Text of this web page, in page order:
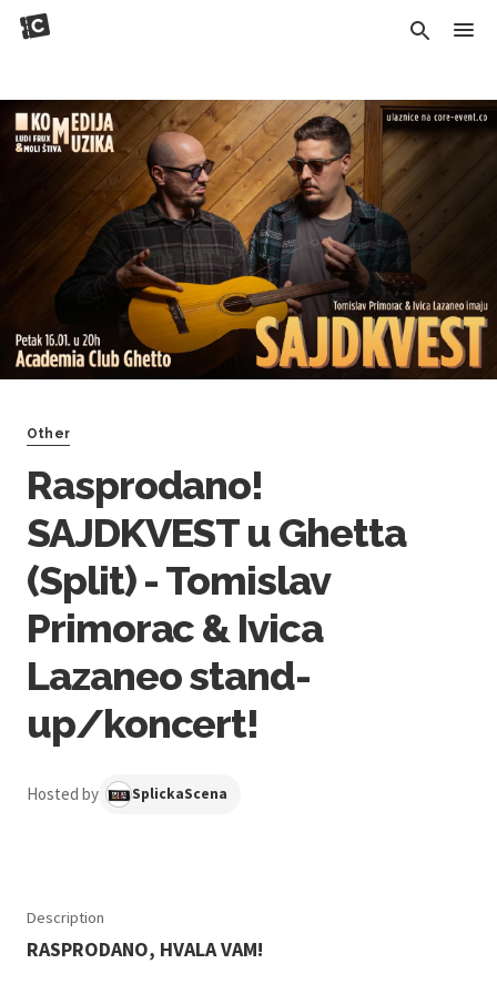
Other
Rasprodano!
SAJDKVEST u Ghetta
(Split) - Tomislav
Primorac & Ivica
Lazaneo stand-
up/koncert!
Hosted by SplickaScena
Description
RASPRODANO, HVALA VAM!